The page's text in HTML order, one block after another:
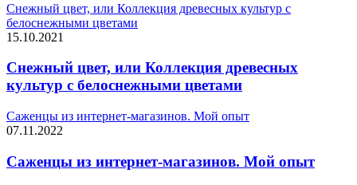
Снежный цвет, или Коллекция древесных культур с
белоснежными цветами
15.10.2021
Снежный цвет, или Коллекция древесных
культур с белоснежными цветами
Саженцы из интернет-магазинов. Мой опыт
07.11.2022
Саженцы из интернет-магазинов. Мой опыт